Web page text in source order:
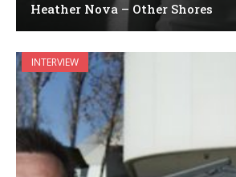
Heather Nova – Other Shores
INTERVIEW